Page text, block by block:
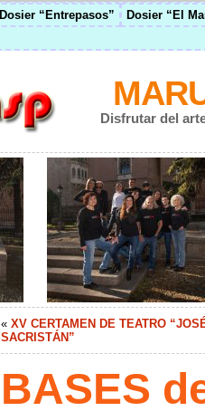
Dosier “Entrepasos”
Dosier “El
Disfrutar del
« XV CERTAMEN DE TEATRO
SACRISTÁN”
BASES